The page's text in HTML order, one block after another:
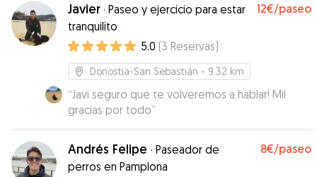
Javier · Paseo y ejercicio para estar
tranquilito
12€/paseo
5.0 (3 Reservas)
Donostia-San Sebastián - 9.32 km
“Javi seguro que te volveremos a hablar! Mil
gracias por todo”
Andrés Felipe · Paseador de
perros en Pamplona
8€/paseo